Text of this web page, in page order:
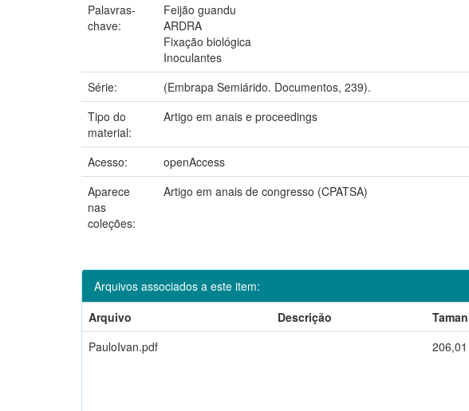
Palavras-
chave:
Feijão guandu
ARDRA
Fixação biológica
Inoculantes
Série:
(Embrapa Semiárido. Documentos, 239).
Tipo do
material:
Artigo em anais e proceedings
Acesso:
openAccess
Aparece
nas
coleções:
Artigo em anais de congresso (CPATSA)
Arquivos associados a este item:
Arquivo
Descrição
PauloIvan.pdf